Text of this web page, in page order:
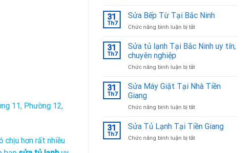
11, Phường 12,
chịu hơn rất nhiều
Máy
Tại
Ninh
31
Th7
Sửa Bếp Từ Tại Bắc Ninh
Chức năng bình luận bị tắtở
Bếp
Bắc
31
Th7
Sửa tủ lạnh Tại Bắc Ninh uy tín,
chuyên nghiệp
Chức năng bình luận bị tắtở
tủ
Bắc
uy
chuyên
31
Th7
Sửa Máy Giặt Tại Nhà Tiền
Giang
Chức năng bình luận bị tắtở
Máy
Giặt
Tại
31
Th7
Sửa Tủ Lạnh Tại Tiền Giang
Chức năng bình luận bị tắtở